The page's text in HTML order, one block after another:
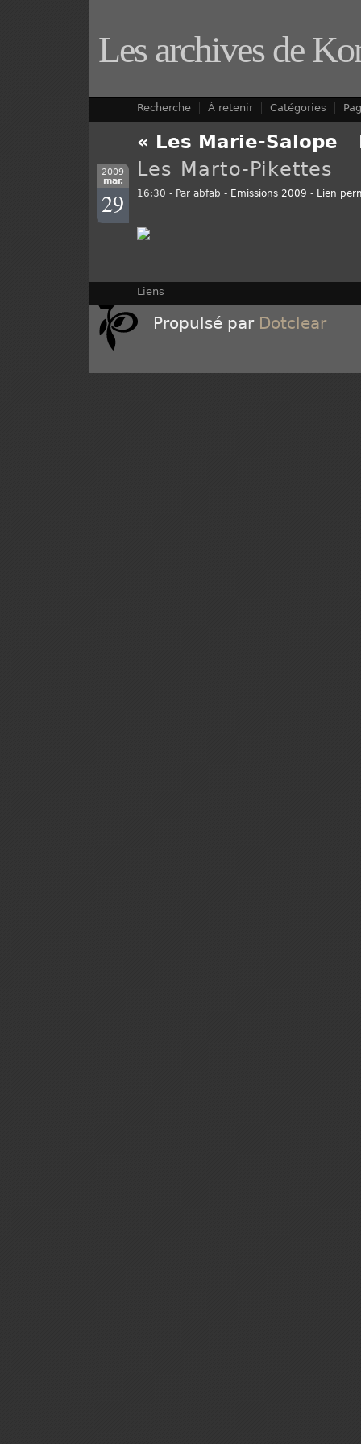
Les archives de
Recherche À retenir Catégories
« Les Marie-Salope
2009
mar.
29
Les Marto-Pikettes
16:30 - Par abfab - Emissions 2009 - Lien
Liens
Propulsé par Dotclear